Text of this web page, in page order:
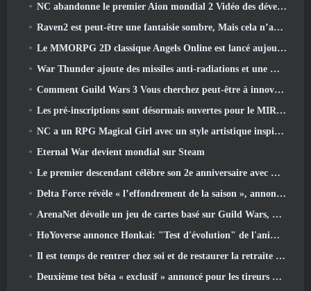
NC abandonne le premier Aion mondial 2 Vidéo des développeurs, Partager des détails sur le jeu
Raven2 est peut-être une fantaisie sombre, Mais cela n’arrête pas les plaisirs de l’été
Le MMORPG 2D classique Angels Online est lancé aujourd'hui dans le monde entier
War Thunder ajoute des missiles anti-radiations et une mesure de soutien électronique dans la mise à jour de la cavalerie lourde
Comment Guild Wars 3 Vous cherchez peut-être à innover dans l’espace MMO
Les pré-inscriptions sont désormais ouvertes pour le MIRESI de Smilegate: Un avenir invisible
NC a un RPG Magical Girl avec un style artistique inspiré de l’anime des années 90 en préparation
Eternal War devient mondial sur Steam
Le premier descendant célèbre son 2e anniversaire avec Descendant Fest 2026 Flux
Delta Force révèle « l’effondrement de la saison », annonce la collaboration Rainbow Six Siege
ArenaNet dévoile un jeu de cartes basé sur Guild Wars, Lié par la brume
HoYoverse annonce Honkai: "Test d'évolution" de l'anime Nexus
Il est temps de rentrer chez soi et de restaurer la retraite heureuse là où les vents se rencontrent
Deuxième test bêta « exclusif » annoncé pour les tireurs de survie en équipe qui prennent du temps